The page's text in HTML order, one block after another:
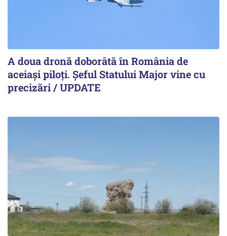
A doua dronă doborâtă în România de
aceiași piloți. Şeful Statului Major vine cu
precizări / UPDATE